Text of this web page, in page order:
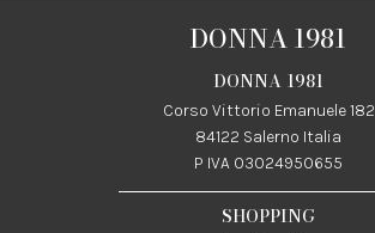
DONNA 1981
DONNA 1981
Corso Vittorio Emanuele 182
84122 Salerno Italia
P IVA 03024950655
SHOPPING